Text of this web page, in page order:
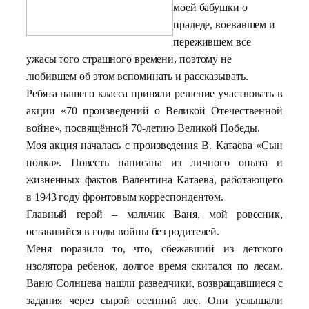
моей бабушки о
прадеде, воевавшем и
пережившем все
ужасы того страшного времени, поэтому не
любившем об этом вспоминать и рассказывать.
Ребята нашего класса приняли решение участвовать в
акции «70 произведений о Великой Отечественной
войне», посвящённой 70-летию Великой Победы.
Моя акция началась с произведения В. Катаева «Сын
полка». Повесть написана из личного опыта и
жизненных фактов Валентина Катаева, работающего
в 1943 году фронтовым корреспондентом.
Главный герой – мальчик Ваня, мой ровесник,
оставшийся в годы войны без родителей.
Меня поразило то, что, сбежавший из детского
изолятора ребенок, долгое время скитался по лесам.
Ваню Солнцева нашли разведчики, возвращавшиеся с
задания через сырой осенний лес. Они услышали